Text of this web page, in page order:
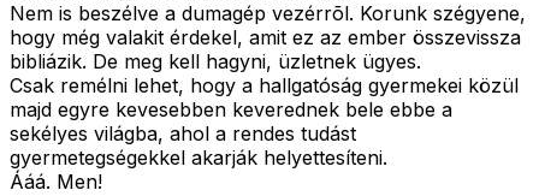
Nem is beszélve a dumagép vezérrõl. Korunk szégyene,
hogy még valakit érdekel, amit ez az ember összevissza
bibliázik. De meg kell hagyni, üzletnek ügyes.
Csak remélni lehet, hogy a hallgatóság gyermekei közül
majd egyre kevesebben keverednek bele ebbe a
sekélyes világba, ahol a rendes tudást
gyermetegségekkel akarják helyettesíteni.
Ááá. Men!